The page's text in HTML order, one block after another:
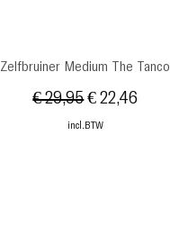
Snel overzicht
Zelfbruiner Medium The Tanco
Normale prijs
€ 29,95Verkoopprijs
€ 22,46
incl.BTW